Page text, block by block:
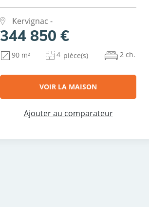
Kervignac -
344 850 €
90 m² 4 pièce(s) 2 ch.
VOIR LA MAISON
Ajouter au comparateur